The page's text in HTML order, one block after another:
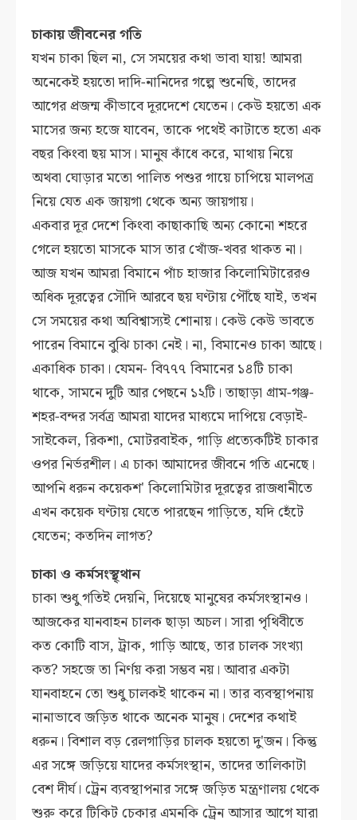
চাকায় জীবনের গতি
যখন চাকা ছিল না, সে সময়ের কথা ভাবা যায়! আমরা
অনেকেই হয়তো দাদি-নানিদের গল্পে শুনেছি, তাদের
আগের প্রজন্ম কীভাবে দূরদেশে যেতেন। কেউ হয়তো এক
মাসের জন্য হজে যাবেন, তাকে পথেই কাটাতে হতো এক
বছর কিংবা ছয় মাস। মানুষ কাঁধে করে, মাথায় নিয়ে
অথবা ঘোড়ার মতো পালিত পশুর গায়ে চাপিয়ে মালপত্র
নিয়ে যেত এক জায়গা থেকে অন্য জায়গায়।
একবার দূর দেশে কিংবা কাছাকাছি অন্য কোনো শহরে
গেলে হয়তো মাসকে মাস তার খোঁজ-খবর থাকত না।
আজ যখন আমরা বিমানে পাঁচ হাজার কিলোমিটারেরও
অধিক দূরত্বের সৌদি আরবে ছয় ঘণ্টায় পৌঁছে যাই, তখন
সে সময়ের কথা অবিশ্বাস্যই শোনায়। কেউ কেউ ভাবতে
পারেন বিমানে বুঝি চাকা নেই। না, বিমানেও চাকা আছে।
একাধিক চাকা। যেমন- বি৭৭৭ বিমানের ১৪টি চাকা
থাকে, সামনে দুটি আর পেছনে ১২টি। তাছাড়া গ্রাম-গঞ্জ-
শহর-বন্দর সর্বত্র আমরা যাদের মাধ্যমে দাপিয়ে বেড়াই-
সাইকেল, রিকশা, মোটরবাইক, গাড়ি প্রত্যেকটিই চাকার
ওপর নির্ভরশীল। এ চাকা আমাদের জীবনে গতি এনেছে।
আপনি ধরুন কয়েকশ' কিলোমিটার দূরত্বের রাজধানীতে
এখন কয়েক ঘণ্টায় যেতে পারছেন গাড়িতে, যদি হেঁটে
যেতেন; কতদিন লাগত?
চাকা ও কর্মসংস্থ্থান
চাকা শুধু গতিই দেয়নি, দিয়েছে মানুষের কর্মসংস্থানও।
আজকের যানবাহন চালক ছাড়া অচল। সারা পৃথিবীতে
কত কোটি বাস, ট্রাক, গাড়ি আছে, তার চালক সংখ্যা
কত? সহজে তা নির্ণয় করা সম্ভব নয়। আবার একটা
যানবাহনে তো শুধু চালকই থাকেন না। তার ব্যবস্থাপনায়
নানাভাবে জড়িত থাকে অনেক মানুষ। দেশের কথাই
ধরুন। বিশাল বড় রেলগাড়ির চালক হয়তো দু'জন। কিন্তু
এর সঙ্গে জড়িয়ে যাদের কর্মসংস্থান, তাদের তালিকাটা
বেশ দীর্ঘ। ট্রেন ব্যবস্থাপনার সঙ্গে জড়িত মন্ত্রণালয় থেকে
শুরু করে টিকিট চেকার এমনকি ট্রেন আসার আগে যারা